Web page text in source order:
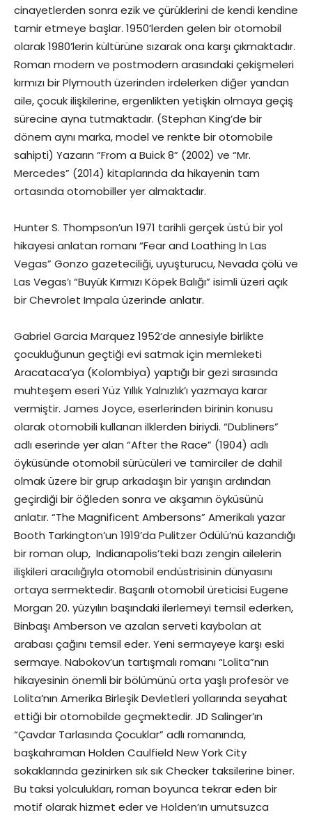
cinayetlerden sonra ezik ve çürüklerini de kendi kendine
tamir etmeye başlar. 1950’lerden gelen bir otomobil
olarak 1980’lerin kültürüne sızarak ona karşı çıkmaktadır.
Roman modern ve postmodern arasındaki çekişmeleri
kırmızı bir Plymouth üzerinden irdelerken diğer yandan
aile, çocuk ilişkilerine, ergenlikten yetişkin olmaya geçiş
sürecine ayna tutmaktadır. (Stephan King’de bir
dönem aynı marka, model ve renkte bir otomobile
sahipti) Yazarın “From a Buick 8” (2002) ve “Mr.
Mercedes” (2014) kitaplarında da hikayenin tam
ortasında otomobiller yer almaktadır.
Hunter S. Thompson’un 1971 tarihli gerçek üstü bir yol
hikayesi anlatan romanı “Fear and Loathing In Las
Vegas” Gonzo gazeteciliği, uyuşturucu, Nevada çölü ve
Las Vegas’ı “Buyük Kırmızı Köpek Balığı” isimli üzeri açık
bir Chevrolet Impala üzerinde anlatır.
Gabriel Garcia Marquez 1952’de annesiyle birlikte
çocukluğunun geçtiği evi satmak için memleketi
Aracataca’ya (Kolombiya) yaptığı bir gezi sırasında
muhteşem eseri Yüz Yıllık Yalnızlık’ı yazmaya karar
vermiştir. James Joyce, eserlerinden birinin konusu
olarak otomobili kullanan ilklerden biriydi. “Dubliners”
adlı eserinde yer alan “After the Race” (1904) adlı
öyküsünde otomobil sürücüleri ve tamirciler de dahil
olmak üzere bir grup arkadaşın bir yarışın ardından
geçirdiği bir öğleden sonra ve akşamın öyküsünü
anlatır. “The Magnificent Ambersons” Amerikalı yazar
Booth Tarkington’un 1919’da Pulitzer Ödülü’nü kazandığı
bir roman olup, Indianapolis’teki bazı zengin ailelerin
ilişkileri aracılığıyla otomobil endüstrisinin dünyasını
ortaya sermektedir. Başarılı otomobil üreticisi Eugene
Morgan 20. yüzyılın başındaki ilerlemeyi temsil ederken,
Binbaşı Amberson ve azalan serveti kaybolan at
arabası çağını temsil eder. Yeni sermayeye karşı eski
sermaye. Nabokov’un tartışmalı romanı “Lolita”nın
hikayesinin önemli bir bölümünü orta yaşlı profesör ve
Lolita’nın Amerika Birleşik Devletleri yollarında seyahat
ettiği bir otomobilde geçmektedir. JD Salinger’ın
“Çavdar Tarlasında Çocuklar” adlı romanında,
başkahraman Holden Caulfield New York City
sokaklarında gezinirken sık sık Checker taksilerine biner.
Bu taksi yolculukları, roman boyunca tekrar eden bir
motif olarak hizmet eder ve Holden’ın umutsuzca